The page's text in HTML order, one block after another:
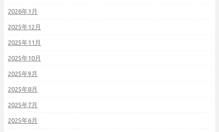
2026年1月
2025年12月
2025年11月
2025年10月
2025年9月
2025年8月
2025年7月
2025年6月